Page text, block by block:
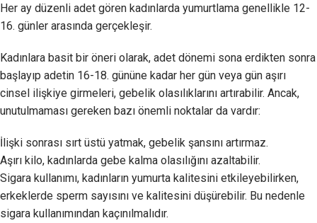
Her ay düzenli adet gören kadınlarda yumurtlama genellikle 12-
16. günler arasında gerçekleşir.
Kadınlara basit bir öneri olarak, adet dönemi sona erdikten sonra
başlayıp adetin 16-18. gününe kadar her gün veya gün aşırı
cinsel ilişkiye girmeleri, gebelik olasılıklarını artırabilir. Ancak,
unutulmaması gereken bazı önemli noktalar da vardır:
İlişki sonrası sırt üstü yatmak, gebelik şansını artırmaz.
Aşırı kilo, kadınlarda gebe kalma olasılığını azaltabilir.
Sigara kullanımı, kadınların yumurta kalitesini etkileyebilirken,
erkeklerde sperm sayısını ve kalitesini düşürebilir. Bu nedenle
sigara kullanımından kaçınılmalıdır.